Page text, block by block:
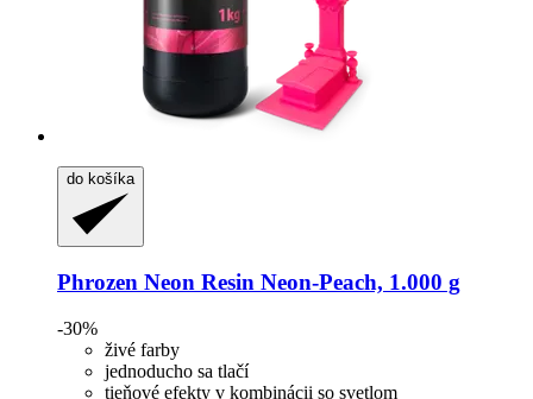
do košíka
Phrozen Neon Resin Neon-​Peach, 1.000 g
-30%
živé farby
jednoducho sa tlačí
tieňové efekty v kombinácii so svetlom